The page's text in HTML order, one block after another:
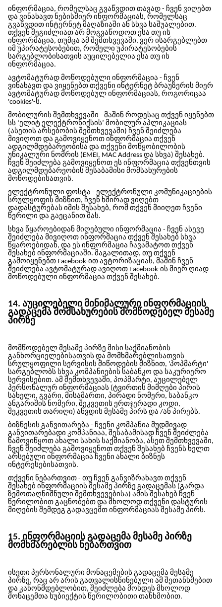
ინფორმაცია, რომელსაც გვაწვდით თავად - ჩვენ ვიღებთ
და ვინახავთ ნებისმიერ ინფორმაციას, რომელსაც
გვაწვდით ინტერნეტ მაღაზიაში ან სხვა საშუალებით.
თქვენ შეგიძლიათ არ მოგვაწოდოთ ესა თუ ის
ინფორმაცია, თუმცა ამ შემთხვევაში, ვერ ისარგებლებთ
იმ უპირატესობებით, რომელი უპირატესობების
სარგებლობისათვის აუცილებელია ესა თუ ის
ინფორმაცია.
ავტომატურად მოწოდებული ინფორმაცია - ჩვენ
ვინახავთ და ვიყენებთ თქვენი ინტერნეტ ბრაუზერის მიერ
ავტომატურად მოწოდებულ ინფორმაციას, როგორიცაა
'cookies'-ს.
მობილურის შემთხვევაში - მაშინ როდესაც თქვენ იყენებთ
სს ‘ელიტ ელექტრონიქსის’ მობილურ აპლიკაციას
(ასეთის არსებობის შემთხვევაში) ჩვენ შეიძლება
მივიღოთ და გამოვიყენოთ ინფორმაცია თქვენ
ადგილმდებარეობისა და თქვენი მოწყობილობის
უნიკალური ნომრის (EMEI, MAC Address და სხვა) შესახებ.
ჩვენ შეიძლება გამოვიყენოთ ეს ინფორმაცია თქვენთვის
ადგილმდებარეობის შესაბამისი მომსახურების
მოწოდებისათვის.
ელექტრონული ფოსტა - ელექტრონული კომუნიკაციების
სრულყოფის მიზნით, ჩვენ ხშირად ვიღებთ
დადასტურებას იმის შესახებ, რომ თქვენ მიიღეთ ჩვენი
წერილი და გაეცანით მას.
სხვა წყაროებიდან მიღებული ინფორმაცია - ჩვენ ასევე
შეიძლება მივიღოთ ინფორმაცია თქვენ შესახებ სხვა
წყაროებიდან, და ეს ინფორმაცია ჩავამატოთ თქვენ
შესახებ ინფორმაციაში. მაგალითად, თუ თქვენ
გამოიყენებთ Facebook-ით ავტორიზაციას, მაშინ ჩვენ
შეიძლება ავტომატურად ავიღოთ Facebook-ის მიერ ღიად
მოწოდებული ინფორმაცია თქვენ შესახებ.
14. აუცილებელი მინიმალური ინფორმაციის
გადაცემა მომსახურების მომწოდებელ მესამე
პირზე
მომწოდებელ მესამე პირზე მისი საქმიანობის
განხორციელებისათვის და მომხმარებლისათვის
სრულყოფილი სერვისის მიწოდების მიზნით, 'პოპმარტი'
სარგებლობს სხვა კომპანიების საბანკო და საკურიერო
სერვისებით. ამ შემთხვევაში, პოპმარტი, აუცილებელ
პერსონალურ ინფორმაციას (ტვირთის მიმღები პირის
სახელი, გვარი, მისამართი, პირადი ნომერი, საბანკო
ანგარიშის ნომერი, შეკვეთის ერთჯერადი კოდი,
შეკვეთის თარიღი) აწვდის მესამე პირს და /ან პირებს.
ბიზნესის განვითარება - ჩვენი კომპანია მუდმივად
განვითარებადი კომპანიაა, შესაბამისად ჩვენ შეიძლება
წამოვიწყოთ ახალი სახის საქმიანობა, ასეთ შემთხვევაში,
ჩვენ შეიძლება გამოვიყენოთ თქვენ შესახებ ჩვენს ხელთ
არსებული ინფორმაცია ჩვენი ახალი ბიზნეს
ინტერესებისათვის.
თქვენი ნებართვით - თუ ჩვენ განვიზრახავთ თქვენ
შესახებ ინფორმაციის მესამე პირზე გადაცემას (გარდა
ზემოთაღნიშნული შემთხვევებისა) ამის შესახებ ჩვენ
წერილობით გაცნობებთ და მხოლოდ თქვენი დასტურის
მიღების შემდეგ გადავცემთ ინფორმაციას მესამე პირს.
15. ინფორმაციის გადაცემა მესამე პირზე
მომხმარებლის ნებართვით
ისეთი პერსონალური მონაცემების გადაცემა მესამე
პირზე, რაც არ არის გათვალისწინებული ამ შეთანხმებით
და კანონმდებლობით, შეიძლება მოხდეს მხოლოდ
მონაცემთა სუბიექტის წერილობითი თანხმობით.